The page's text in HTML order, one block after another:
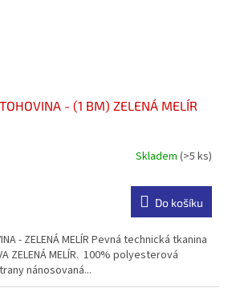
- (1 BM) ZELENÁ MELÍR
Skladem(>5 ks)
Do košíku
- ZELENÁ MELÍR Pevná technická tkanina
ZELENÁ MELÍR. 100% polyesterová
nánosovaná...